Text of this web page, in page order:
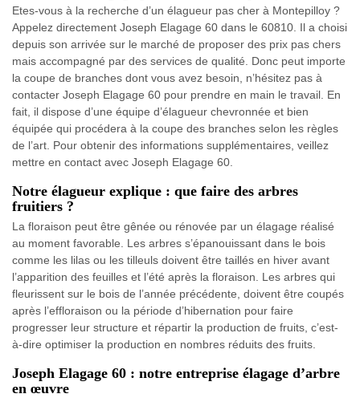
Etes-vous à la recherche d’un élagueur pas cher à Montepilloy ?
Appelez directement Joseph Elagage 60 dans le 60810. Il a choisi
depuis son arrivée sur le marché de proposer des prix pas chers
mais accompagné par des services de qualité. Donc peut importe
la coupe de branches dont vous avez besoin, n’hésitez pas à
contacter Joseph Elagage 60 pour prendre en main le travail. En
fait, il dispose d’une équipe d’élagueur chevronnée et bien
équipée qui procédera à la coupe des branches selon les règles
de l’art. Pour obtenir des informations supplémentaires, veillez
mettre en contact avec Joseph Elagage 60.
Notre élagueur explique : que faire des arbres
fruitiers ?
La floraison peut être gênée ou rénovée par un élagage réalisé
au moment favorable. Les arbres s’épanouissant dans le bois
comme les lilas ou les tilleuls doivent être taillés en hiver avant
l’apparition des feuilles et l’été après la floraison. Les arbres qui
fleurissent sur le bois de l’année précédente, doivent être coupés
après l’effloraison ou la période d’hibernation pour faire
progresser leur structure et répartir la production de fruits, c’est-
à-dire optimiser la production en nombres réduits des fruits.
Joseph Elagage 60 : notre entreprise élagage d’arbre
en œuvre